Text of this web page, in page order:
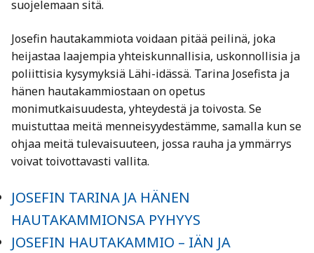
suojelemaan sitä.
Josefin hautakammiota voidaan pitää peilinä, joka
heijastaa laajempia yhteiskunnallisia, uskonnollisia ja
poliittisia kysymyksiä Lähi-idässä. Tarina Josefista ja
hänen hautakammiostaan on opetus
monimutkaisuudesta, yhteydestä ja toivosta. Se
muistuttaa meitä menneisyydestämme, samalla kun se
ohjaa meitä tulevaisuuteen, jossa rauha ja ymmärrys
voivat toivottavasti vallita.
JOSEFIN TARINA JA HÄNEN
HAUTAKAMMIONSA PYHYYS
JOSEFIN HAUTAKAMMIO – IÄN JA